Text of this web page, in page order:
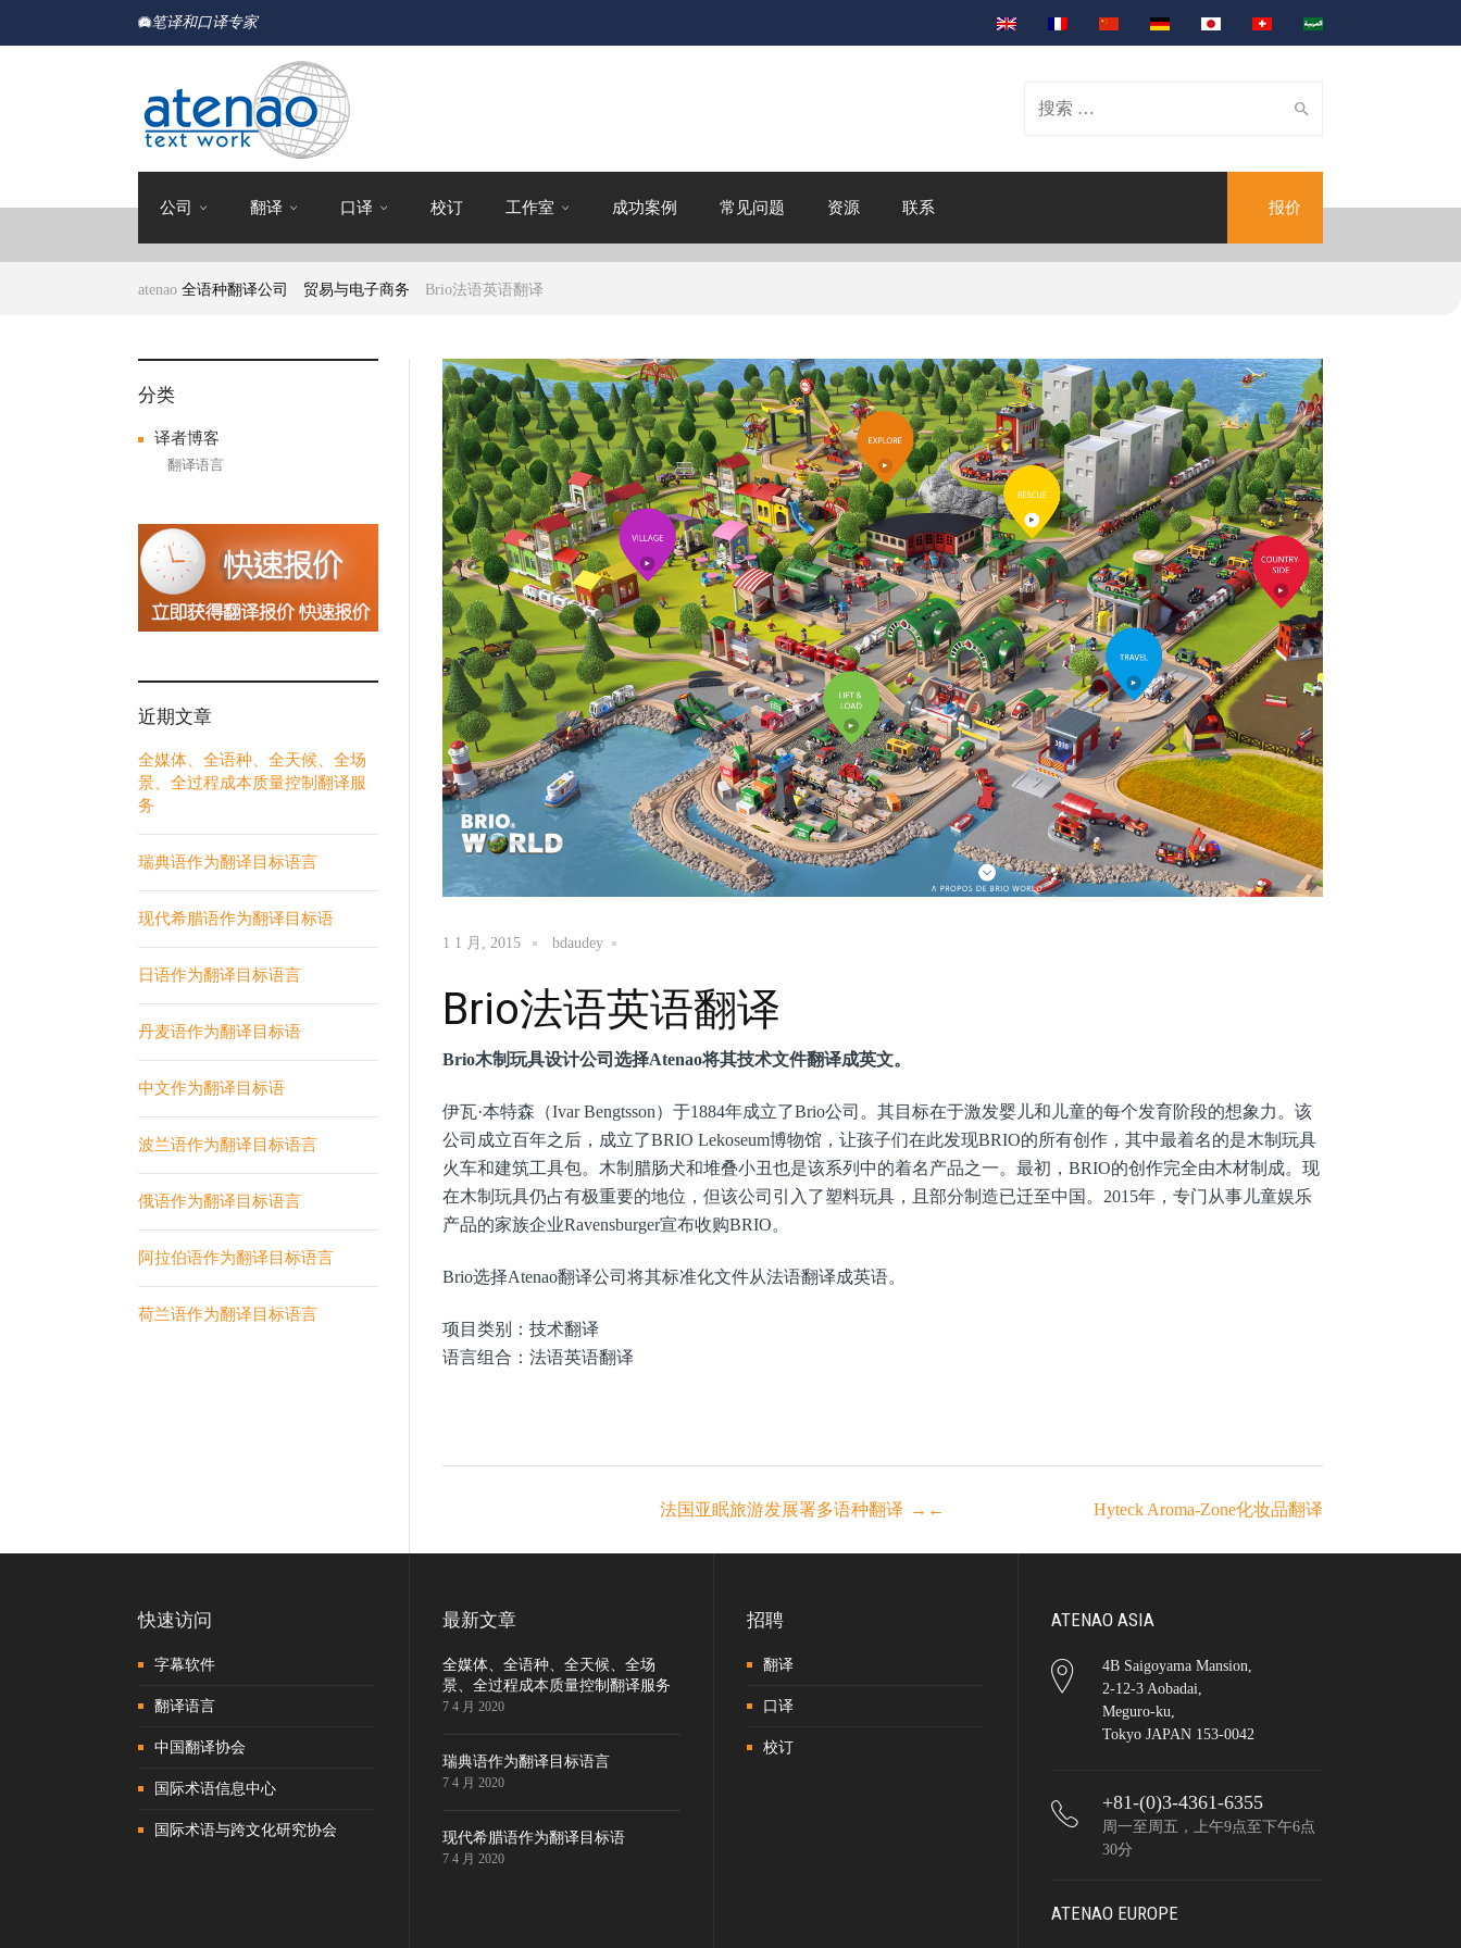
笔译和口译专家
Search
公司 翻译 口译 校订 工作室 成功案例 常见问题 资源 联系 报价
atenao 全语种翻译公司 贸易与电子商务 Brio法语英语翻译
1 1 月, 2015 bdaudey
Brio法语英语翻译
Brio木制玩具设计公司选择Atenao将其技术文件翻译成英文。
伊瓦·本特森（Ivar Bengtsson）于1884年成立了Brio公司。其目标在于激发婴儿和儿童的每个发育阶段的想象力。该
公司成立百年之后，成立了BRIO Lekoseum博物馆，让孩子们在此发现BRIO的所有创作，其中最着名的是木制玩具
火车和建筑工具包。木制腊肠犬和堆叠小丑也是该系列中的着名产品之一。最初，BRIO的创作完全由木材制成。现
在木制玩具仍占有极重要的地位，但该公司引入了塑料玩具，且部分制造已迁至中国。2015年，专门从事儿童娱乐
产品的家族企业Ravensburger宣布收购BRIO。
Brio选择Atenao翻译公司将其标准化文件从法语翻译成英语。
项目类别：技术翻译
语言组合：法语英语翻译
← Hyteck Aroma-Zone化妆品翻译
法国亚眠旅游发展署多语种翻译 →
分类
译者博客
翻译语言
近期文章
全媒体、全语种、全天候、全场
景、全过程成本质量控制翻译服
务
瑞典语作为翻译目标语言
现代希腊语作为翻译目标语
日语作为翻译目标语言
丹麦语作为翻译目标语
中文作为翻译目标语
波兰语作为翻译目标语言
俄语作为翻译目标语言
阿拉伯语作为翻译目标语言
荷兰语作为翻译目标语言
快速访问
字幕软件
翻译语言
中国翻译协会
国际术语信息中心
国际术语与跨文化研究协会
最新文章
全媒体、全语种、全天候、全场
景、全过程成本质量控制翻译服务
7 4 月 2020
瑞典语作为翻译目标语言
7 4 月 2020
现代希腊语作为翻译目标语
7 4 月 2020
招聘
翻译
口译
校订
ATENAO ASIA
4B Saigoyama Mansion,
2-12-3 Aobadai,
Meguro-ku,
Tokyo JAPAN 153-0042
+81-(0)3-4361-6355
周一至周五，上午9点至下午6点
30分
ATENAO EUROPE